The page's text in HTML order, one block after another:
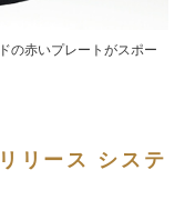
の赤いプレートがスポー
リース システ